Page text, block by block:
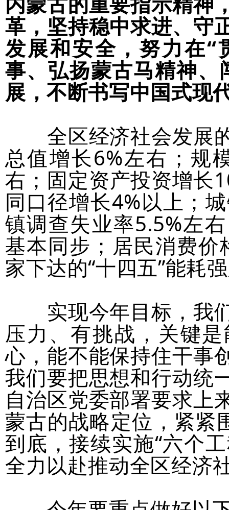
革，坚持稳中求进、守
发展和安全，努力在“
事、弘扬蒙古马精神、
展，不断书写中国式现
全区经济社会发展
总值增长6%左右；规
右；固定资产投资增长
同口径增长4%以上；
镇调查失业率5.5%左
基本同步；居民消费
家下达的“十四五”能耗
实现今年目标，我
压力、有挑战，关键
心，能不能保持住干事
我们要把思想和行动统
自治区党委部署要求上
蒙古的战略定位，紧紧
到底，接续实施“六个
全力以赴推动全区经济